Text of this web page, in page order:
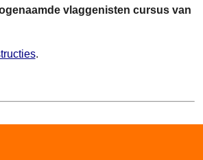
vlaggenisten cursus van
.